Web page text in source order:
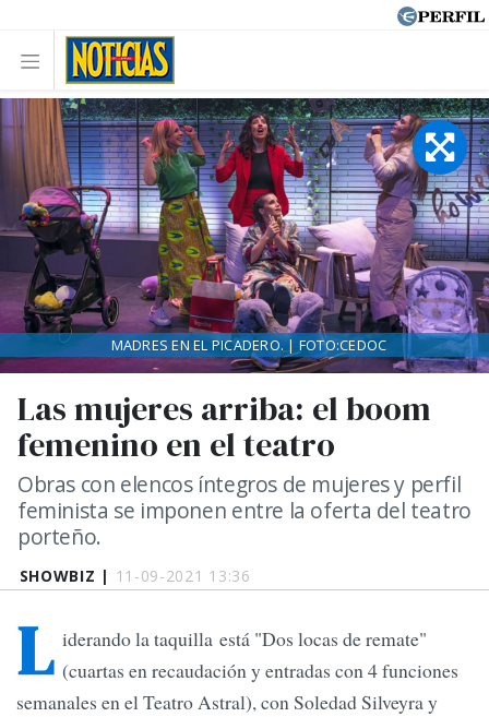
SHOWBIZ | 11-09-2021 13:36
Las mujeres arriba: el boom
femenino en el teatro
Obras con elencos íntegros de mujeres y perfil
feminista se imponen entre la oferta del teatro
porteño.
MADRES EN EL PICADERO. | FOTO:CEDOC
L iderando la taquilla está "Dos locas de remate"
(cuartas en recaudación y entradas con 4 funciones
semanales en el Teatro Astral), con Soledad Silveyra y